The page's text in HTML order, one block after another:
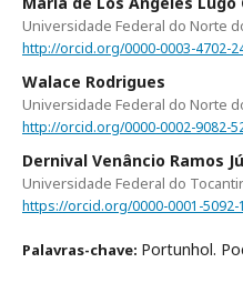
Universidade Federal do Norte
http://orcid.org/0000-0003-4702-
Walace Rodrigues
Universidade Federal do Norte
http://orcid.org/0000-0002-9082-
Dernival Venâncio Ramos
Universidade Federal do
https://orcid.org/0000-0001-5092-
Palavras-chave: Portunhol.